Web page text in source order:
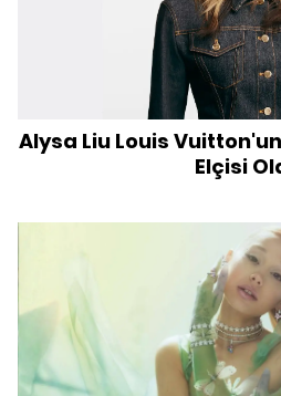
Alysa Liu Louis
Elçisi